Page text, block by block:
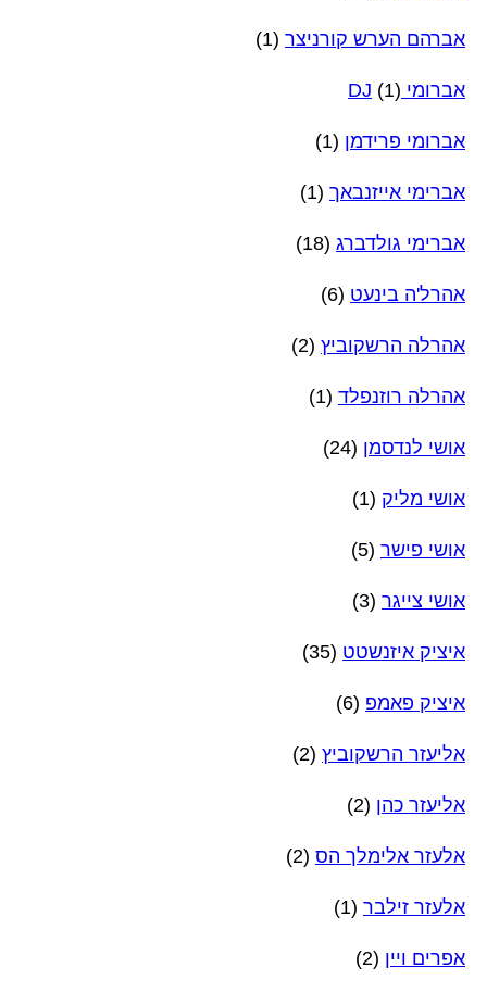
אברהם הערש קורניצר (1)
אברומי DJ (1)
אברומי פרידמן (1)
אברימי אייזנבאך (1)
אברימי גולדברג (18)
אהרל'ה בינעט (6)
אהרלה הרשקוביץ (2)
אהרלה רוזנפלד (1)
אושי לנדסמן (24)
אושי מליק (1)
אושי פישר (5)
אושי צייגר (3)
איציק איזנשטט (35)
איציק פאמפ (6)
אליעזר הרשקוביץ (2)
אליעזר כהן (2)
אלעזר אלימלך הס (2)
אלעזר זילבר (1)
אפרים ויין (2)